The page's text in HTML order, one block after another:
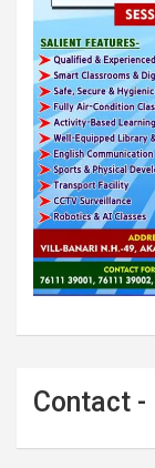
Contact -